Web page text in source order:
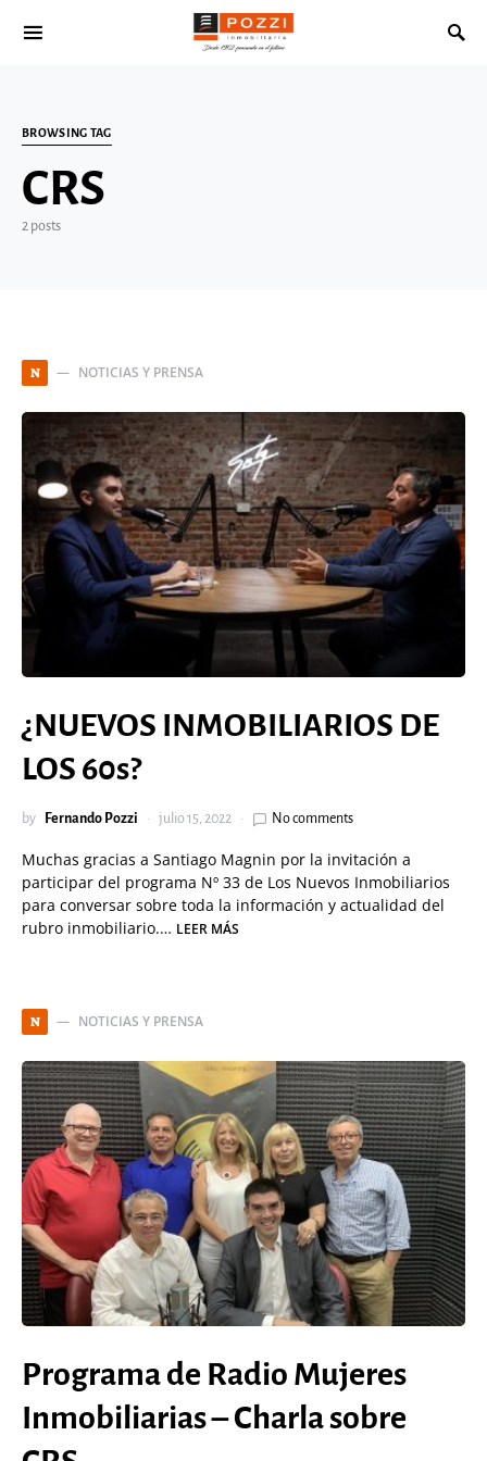
Search for:
BROWSING TAG
CRS
2 posts
N NOTICIAS Y PRENSA
¿NUEVOS INMOBILIARIOS DE
LOS 60s?
by Fernando Pozzi julio 15, 2022 No comments
Muchas gracias a Santiago Magnin por la invitación a
participar del programa Nº 33 de Los Nuevos Inmobiliarios
para conversar sobre toda la información y actualidad del
rubro inmobiliario.… LEER MÁS
N NOTICIAS Y PRENSA
Programa de Radio Mujeres
Inmobiliarias – Charla sobre